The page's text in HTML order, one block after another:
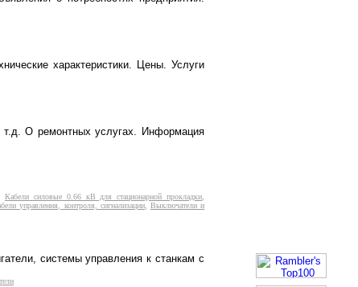
характеристики. Цены. Услуги
т.д. О ремонтных услугах. Информация
Кабели силовые 0.66 кВ для стационарной прокладки
управления, контроля, сигнализации, Выключатели и
системы управления к станкам с